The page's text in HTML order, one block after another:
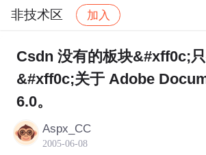
非技术区 加入
社区 非技术区 帖子详情
Csdn 没有的板块&#xff0c;
&#xff0c;关于 Adobe
6.0。
Aspx_CC
2005-06-08